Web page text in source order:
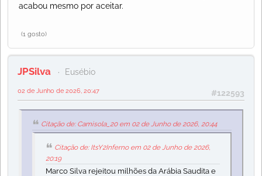
acabou mesmo por aceitar.
(1 gosto)
JPSilva Eusébio
#122593
02 de Junho de 2026, 20:47
Citação de: Camisola_20 em 02 de Junho de 2026, 20:44
Citação de: ItsY2Inferno em 02 de Junho de 2026,
20:19
Marco Silva rejeitou milhões da Arábia Saudita e